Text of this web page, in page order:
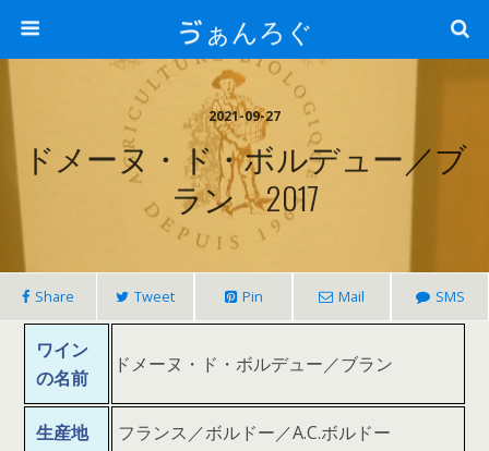
ゔぁんろぐ
2021-09-27
ドメーヌ・ド・ボルデュー／ブ
ラン 2017
Share Tweet Pin Mail SMS
ワイン
の名前
ドメーヌ・ド・ボルデュー／ブラン
生産地 フランス／ボルドー／A.C.ボルドー